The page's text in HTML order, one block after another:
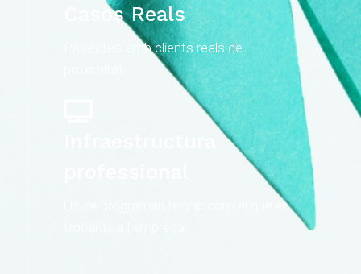
Casos Reals
Projectes amb clients reals de
Ús de programari tècnic com el que et